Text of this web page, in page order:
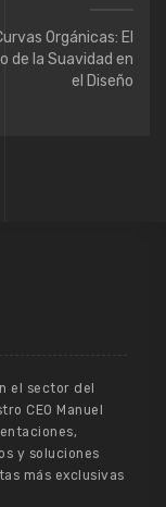
Orgánicas: El
de la Suavidad en
el Diseño
el sector del
CEO Manuel
y soluciones
más exclusivas